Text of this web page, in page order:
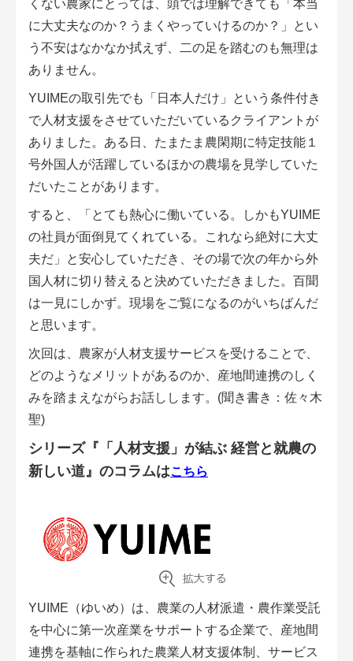
くない農家にとっては、頭では理解できても「本当
に大丈夫なのか？うまくやっていけるのか？」とい
う不安はなかなか拭えず、二の足を踏むのも無理は
ありません。
YUIMEの取引先でも「日本人だけ」という条件付き
で人材支援をさせていただいているクライアントが
ありました。ある日、たまたま農閑期に特定技能１
号外国人が活躍しているほかの農場を見学していた
だいたことがあります。
すると、「とても熱心に働いている。しかもYUIME
の社員が面倒見てくれている。これなら絶対に大丈
夫だ」と安心していただき、その場で次の年から外
国人材に切り替えると決めていただきました。百聞
は一見にしかず。現場をご覧になるのがいちばんだ
と思います。
次回は、農家が人材支援サービスを受けることで、
どのようなメリットがあるのか、産地間連携のしく
みを踏まえながらお話しします。(聞き書き：佐々木
聖)
シリーズ『「人材支援」が結ぶ 経営と就農の
新しい道』のコラムはこちら
YUIME（ゆいめ）は、農業の人材派遣・農作業受託
を中心に第一次産業をサポートする企業で、産地間
連携を基軸に作られた農業人材支援体制、サービス